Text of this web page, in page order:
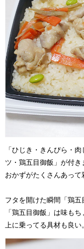
「ひじき・きんぴら・
ツ・鶏五目御飯」が付き
おかずがたくさんあって
フタを開けた瞬間「鶏五
「鶏五目御飯」は味も
上に乗ってる具材も良